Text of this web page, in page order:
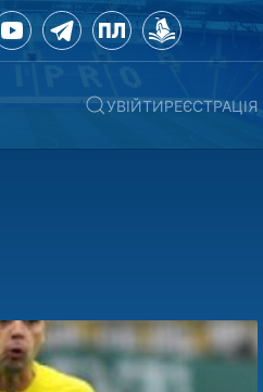
УВІЙТИРЕЄСТРАЦІЯ